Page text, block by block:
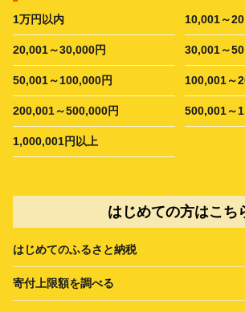
1万円以内 10,001～
20,001～30,000円 30,001～
50,001～100,000円 100,001～
200,001～500,000円 500,001～
1,000,001円以上
はじめての方はこち
はじめてのふるさと納税
寄付上限額を調べる